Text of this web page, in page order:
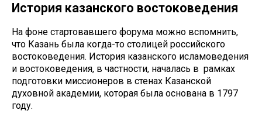
История казанского востоковедения
На фоне стартовавшего форума можно вспомнить,
что Казань была когда-то столицей российского
востоковедения. История казанского исламоведения
и востоковедения, в частности, началась в рамках
подготовки миссионеров в стенах Казанской
духовной академии, которая была основана в 1797
году.